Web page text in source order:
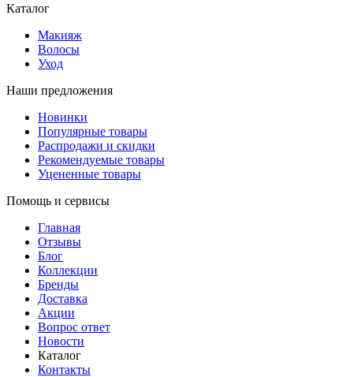
Каталог
Макияж
Волосы
Уход
Наши предложения
Новинки
Популярные товары
Распродажи и скидки
Рекомендуемые товары
Уцененные товары
Помощь и сервисы
Главная
Отзывы
Блог
Коллекции
Бренды
Доставка
Акции
Вопрос ответ
Новости
Каталог
Контакты